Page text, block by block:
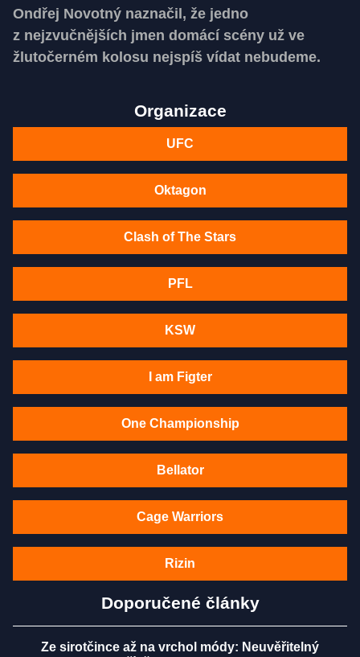
Ondřej Novotný naznačil, že jedno
z nejzvučnějších jmen domácí scény už ve
žlutočerném kolosu nejspíš vídat nebudeme.
Organizace
UFC
Oktagon
Clash of The Stars
PFL
KSW
I am Figter
One Championship
Bellator
Cage Warriors
Rizin
Doporučené články
Ze sirotčince až na vrchol módy: Neuvěřitelný